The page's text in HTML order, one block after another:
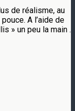
de réalisme, au
A l’aide de
» un peu la main .